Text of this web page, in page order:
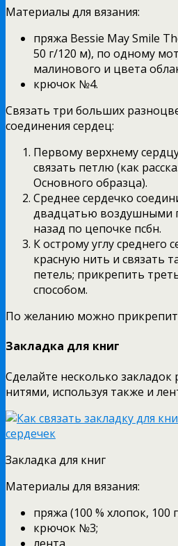
Материалы для вязания:
пряжа Bessie May Smile
50 г/120 м), по одному
малинового и цвета
крючок №4.
Связать три больших
соединения сердец:
Первому верхнему
связать петлю (как
Основного образца).
Среднее сердечко
двадцатью воздушными
назад по цепочке псбн.
К острому углу среднего
красную нить и связать
петель; прикрепить
способом.
По желанию можно
Закладка для книг
Сделайте несколько
нитями, используя также и
Закладка для книг
Материалы для вязания:
пряжа (100 % хлопок, 100
крючок №3;